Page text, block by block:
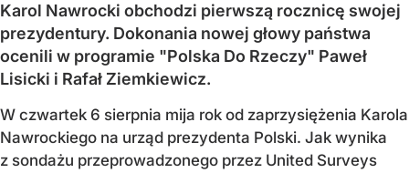
Karol Nawrocki obchodzi pierwszą rocznicę swojej
prezydentury. Dokonania nowej głowy państwa
ocenili w programie "Polska Do Rzeczy" Paweł
Lisicki i Rafał Ziemkiewicz.
W czwartek 6 sierpnia mija rok od zaprzysiężenia Karola
Nawrockiego na urząd prezydenta Polski. Jak wynika
z sondażu przeprowadzonego przez United Surveys